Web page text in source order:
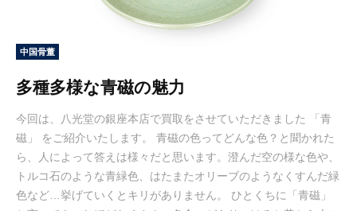
中国骨董
多種多様な青磁の魅力
今回は、八光堂の銀座本店で買取をさせていただきました 「青
磁」 をご紹介いたします。 青磁の色ってどんな色？と聞かれた
ら、人によって答えは様々だと思います。澄んだ空の様な色や、
トルコ石のような青緑色、はたまたオリーブのようなくすんだ緑
色など…挙げていくとキリがありません。 ひとくちに「青磁」